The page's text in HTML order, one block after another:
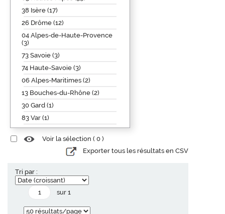
38 Isère (17)
26 Drôme (12)
04 Alpes-de-Haute-Provence
(3)
73 Savoie (3)
74 Haute-Savoie (3)
06 Alpes-Maritimes (2)
13 Bouches-du-Rhône (2)
30 Gard (1)
83 Var (1)
Voir la sélection ( 0 )
Exporter tous les résultats en CSV
Tri par :
sur 1